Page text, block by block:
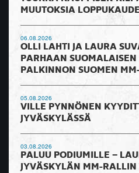
MUUTOKSIA
06.08.2026
OLLI LAHTI JA LAURA
PARHAAN SUOMALAISEN
PALKINNON SUOMEN
05.08.2026
VILLE PYNNÖNEN
JYVÄSKYLÄSSÄ
03.08.2026
PALUU PODIUMILLE –
JYVÄSKYLÄN MM-RALLIN